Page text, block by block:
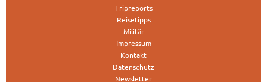
Tripreports
Reisetipps
Militär
Impressum
Kontakt
Datenschutz
Newsletter